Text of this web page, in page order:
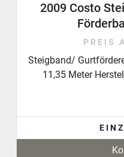
Rollenbahn
PREIS
Eigenschaften: *
Ausführung *